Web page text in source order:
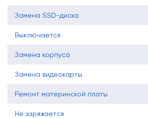
Замена SSD-диска
Выключается
Замена корпуса
Замена видеокарты
Ремонт материнской платы
Не заряжается